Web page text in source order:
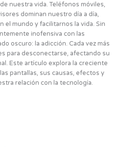
nuestra vida. Teléfonos móviles,
dominan nuestro día a día,
mundo y facilitarnos la vida. Sin
inofensiva con las
oscuro: la adicción. Cada vez más
para desconectarse, afectando su
Este artículo explora la creciente
pantallas, sus causas, efectos y
relación con la tecnología.